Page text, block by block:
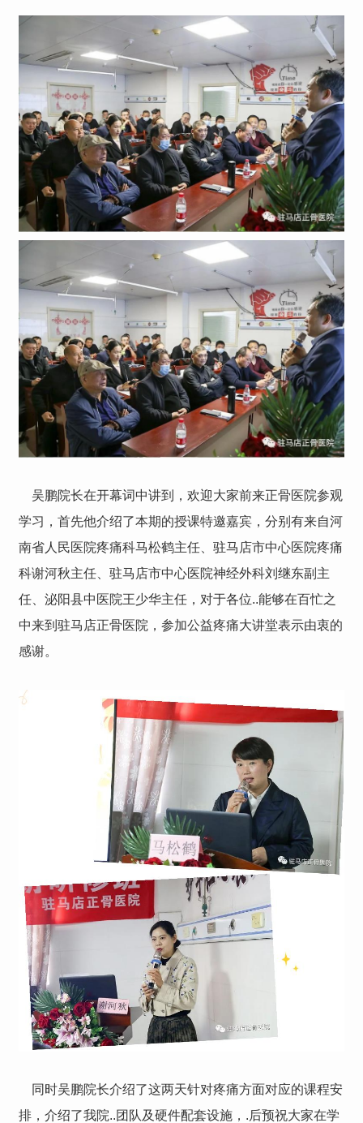
吴鹏院长在开幕词中讲到，欢迎大家前来正骨医院参观
学习，首先他介绍了本期的授课特邀嘉宾，分别有来自河
南省人民医院疼痛科马松鹤主任、驻马店市中心医院疼痛
科谢河秋主任、驻马店市中心医院神经外科刘继东副主
任、泌阳县中医院王少华主任，对于各位..能够在百忙之
中来到驻马店正骨医院，参加公益疼痛大讲堂表示由衷的
感谢。
同时吴鹏院长介绍了这两天针对疼痛方面对应的课程安
排，介绍了我院..团队及硬件配套设施，.后预祝大家在学